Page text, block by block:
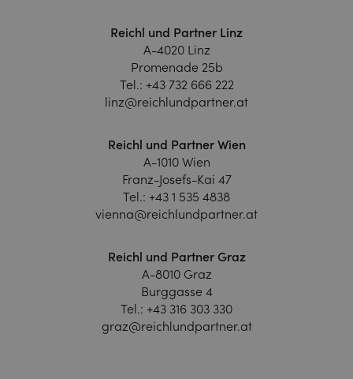
Reichl und Partner Linz
A-4020 Linz
Promenade 25b
Tel.: +43 732 666 222
linz@reichlundpartner.at
Reichl und Partner Wien
A-1010 Wien
Franz-Josefs-Kai 47
Tel.: +43 1 535 4838
vienna@reichlundpartner.at
Reichl und Partner Graz
A-8010 Graz
Burggasse 4
Tel.: +43 316 303 330
graz@reichlundpartner.at